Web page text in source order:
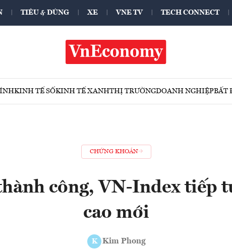
TIÊU & DÙNG XE VNE TV TECH CONNECT
KINH TẾ SỐKINH TẾ XANHTHỊ TRƯỜNGDOANH NGHIỆPBẤT
CHỨNG KHOÁN
công, VN-Index tiếp
cao mới
K Kim Phong